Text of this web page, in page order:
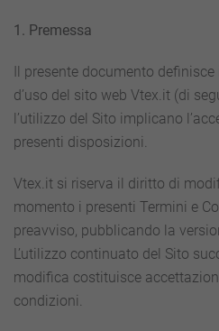
1. Premessa
Il presente documento
d’uso del sito web Vtex.it (di
l’utilizzo del Sito implicano
presenti disposizioni.
Vtex.it si riserva il diritto di
momento i presenti Termini e
preavviso, pubblicando la
L’utilizzo continuato del Sito
modifica costituisce
condizioni.